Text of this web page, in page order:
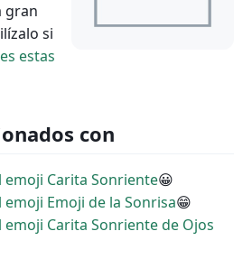
gran
si
estas
con
emoji Carita Sonriente😀
Emoji de la Sonrisa😁
Carita Sonriente de Ojos